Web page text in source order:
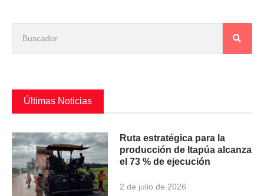
Últimas Noticias
Ruta estratégica para la
producción de Itapúa alcanza
el 73 % de ejecución
2 de julio de 2026